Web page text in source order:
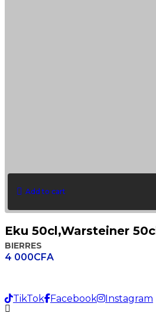
Add to cart
Eku 50cl,Warsteiner 50cl
BIERRES
4 000CFA
TikTok Facebook
Instagram